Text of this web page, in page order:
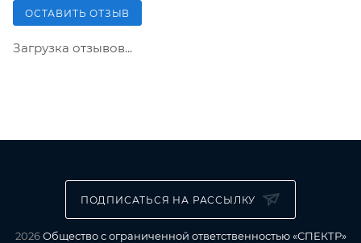
ОСТАВИТЬ ОТЗЫВ
Загрузка отзывов...
ПОДПИСАТЬСЯ НА РАССЫЛКУ
2026Общество с ограниченной ответственностью «СПЕКТР»